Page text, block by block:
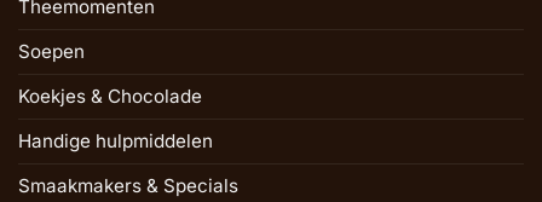
Theemomenten
Soepen
Koekjes & Chocolade
Handige hulpmiddelen
Smaakmakers & Specials